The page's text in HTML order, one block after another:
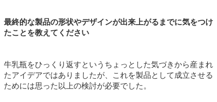
最終的な製品の形状やデザインが出来上がるまでに気をつけ
たことを教えてください
牛乳瓶をひっくり返すというちょっとした気づきから産まれ
たアイデアではありましたが、これを製品として成立させる
ためには思った以上の検討が必要でした。